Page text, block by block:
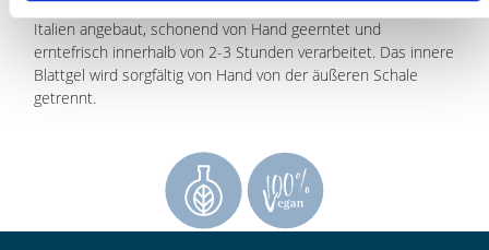
Barbadensis-Pflanze gewonnen. Die Pflanzen werden in
Italien angebaut, schonend von Hand geerntet und
erntefrisch innerhalb von 2-3 Stunden verarbeitet. Das innere
Blattgel wird sorgfältig von Hand von der äußeren Schale
getrennt.